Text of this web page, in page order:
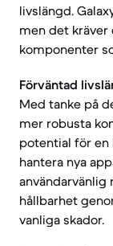
livslängd.
men det
komponenter
Förväntad
Med tanke på
mer robusta
potential för en
hantera nya
hållbarhet
vanliga skador.